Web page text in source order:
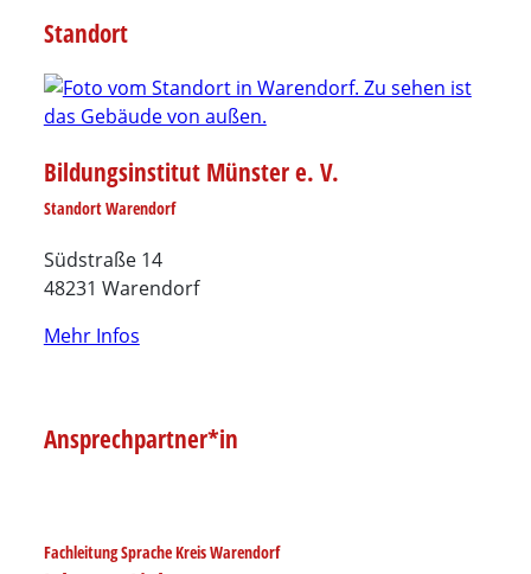
Standort
Bildungsinstitut Münster e. V.
Standort Warendorf
Südstraße 14
48231 Warendorf
Mehr Infos
Ansprechpartner*in
Fachleitung Sprache Kreis Warendorf